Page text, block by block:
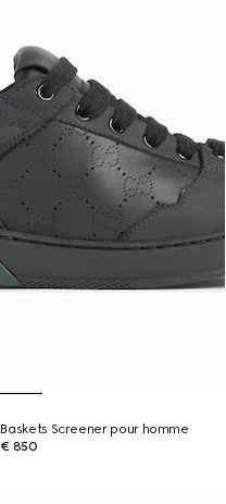
Baskets Screener pour homme
€ 850